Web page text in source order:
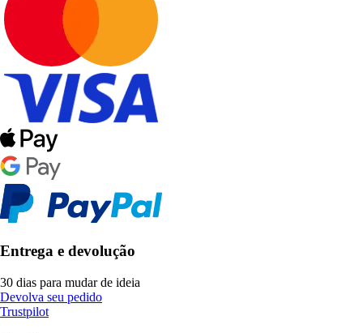
Entrega e devolução
30 dias para mudar de ideia
Devolva seu pedido
Trustpilot